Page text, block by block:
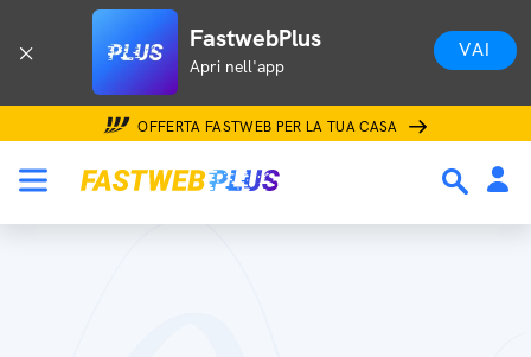
FastwebPlus
Apri nell'app
VAI
OFFERTA FASTWEB PER LA TUA CASA